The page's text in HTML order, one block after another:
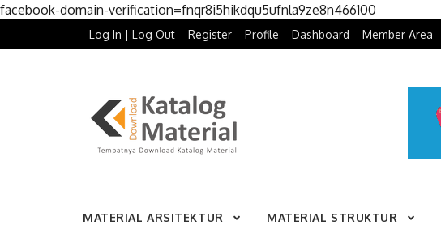
facebook-domain-verification=fnqr8i5hikdqu5ufnla9ze8n466100
Log In | Log Out Register Profile Dashboard Member Area
MATERIAL ARSITEKTUR MATERIAL STRUKTUR